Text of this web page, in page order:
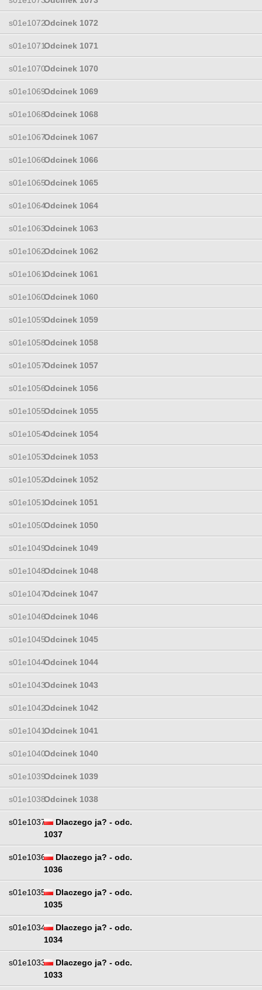
s01e1072Odcinek 1072
s01e1071Odcinek 1071
s01e1070Odcinek 1070
s01e1069Odcinek 1069
s01e1068Odcinek 1068
s01e1067Odcinek 1067
s01e1066Odcinek 1066
s01e1065Odcinek 1065
s01e1064Odcinek 1064
s01e1063Odcinek 1063
s01e1062Odcinek 1062
s01e1061Odcinek 1061
s01e1060Odcinek 1060
s01e1059Odcinek 1059
s01e1058Odcinek 1058
s01e1057Odcinek 1057
s01e1056Odcinek 1056
s01e1055Odcinek 1055
s01e1054Odcinek 1054
s01e1053Odcinek 1053
s01e1052Odcinek 1052
s01e1051Odcinek 1051
s01e1050Odcinek 1050
s01e1049Odcinek 1049
s01e1048Odcinek 1048
s01e1047Odcinek 1047
s01e1046Odcinek 1046
s01e1045Odcinek 1045
s01e1044Odcinek 1044
s01e1043Odcinek 1043
s01e1042Odcinek 1042
s01e1041Odcinek 1041
s01e1040Odcinek 1040
s01e1039Odcinek 1039
s01e1038Odcinek 1038
s01e1037
Dlaczego ja? - odc.
1037
s01e1036
Dlaczego ja? - odc.
1036
s01e1035
Dlaczego ja? - odc.
1035
s01e1034
Dlaczego ja? - odc.
1034
s01e1033
Dlaczego ja? - odc.
1033